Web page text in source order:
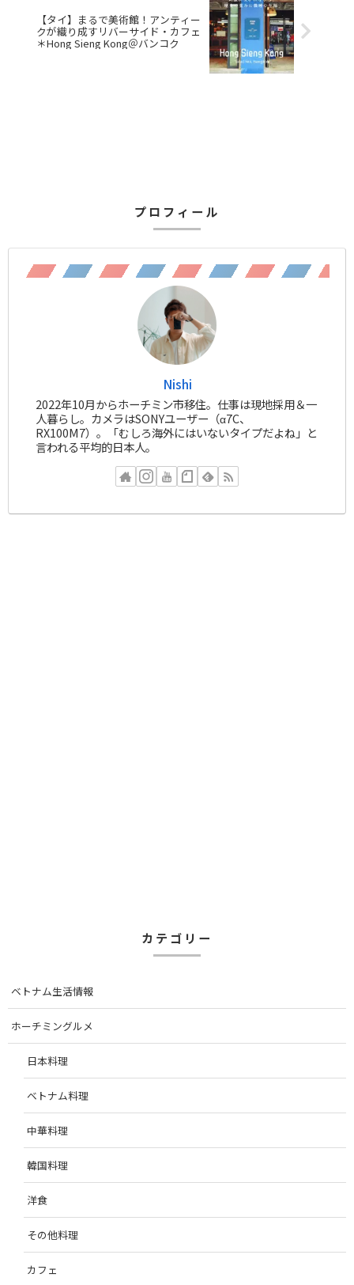
【タイ】まるで美術館！アンティー
クが織り成すリバーサイド・カフェ
＊Hong Sieng Kong＠バンコク
プロフィール
Nishi
2022年10月からホーチミン市移住。仕事は現地採用＆一
人暮らし。カメラはSONYユーザー（α7C、
RX100M7）。「むしろ海外にはいないタイプだよね」と
言われる平均的日本人。
カテゴリー
ベトナム生活情報
ホーチミングルメ
日本料理
ベトナム料理
中華料理
韓国料理
洋食
その他料理
カフェ